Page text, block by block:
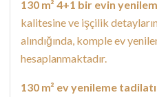
130 m² 4+1 bir evin
kalitesine ve işçilik
alındığında, komple ev
hesaplanmaktadır.
130 m² ev yenileme tadilatı